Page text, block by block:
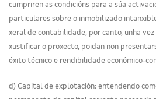
cumpriren as condicións para a súa
particulares sobre o inmobilizado
xeral de contabilidade, por canto, unha
xustificar o proxecto, poidan non
éxito técnico e rendibilidade económico-
d) Capital de explotación: entendendo